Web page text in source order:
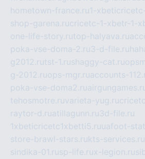
hometown-france.ru1-
shop-garena.rucricetc-1-xbetr-1-
one-life-story.rutop-halyava.ru
poka-vse-doma-2.ru3-d-file.ru
g2012.rutst-1.rushaggy-cat.ru
g-2012.ruops-mgr.ruaccounts-
poka-vse-doma2.ru
tehosmotre.ruvarieta-yug.ru
raytor-d.ruatillagunn.ru3d-file.ru
1xbeticricetc1xbetti5.ruuafoot-
store-brawl-stars.rukts-services.ru
sindika-01.rusp-life.rux-legion.ru